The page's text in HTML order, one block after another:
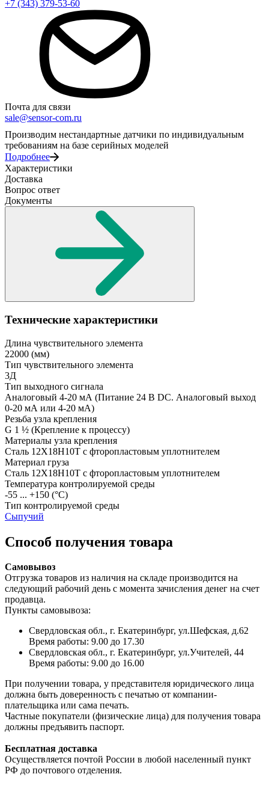
+7 (343) 379-53-60
Почта для связи
sale@sensor-com.ru
Производим нестандартные датчики по индивидуальным
требованиям на базе серийных моделей
Подробнее
Характеристики
Доставка
Вопрос ответ
Документы
Технические характеристики
Длина чувствительного элемента
22000 (мм)
Тип чувствительного элемента
3Д
Тип выходного сигнала
Аналоговый 4-20 мА (Питание 24 В DC. Аналоговый выход
0-20 мА или 4-20 мА)
Резьба узла крепления
G 1 ½ (Крепление к процессу)
Материалы узла крепления
Сталь 12Х18Н10Т с фторопластовым уплотнителем
Материал груза
Сталь 12Х18Н10Т с фторопластовым уплотнителем
Температура контролируемой среды
-55 ... +150 (°С)
Тип контролируемой среды
Сыпучий
Способ получения товара
Самовывоз
Отгрузка товаров из наличия на складе производится на
следующий рабочий день с момента зачисления денег на счет
продавца.
Пункты самовывоза:
Свердловская обл., г. Екатеринбург, ул.Шефская, д.62
Время работы: 9.00 до 17.30
Свердловская обл., г. Екатеринбург, ул.Учителей, 44
Время работы: 9.00 до 16.00
При получении товара, у представителя юридического лица
должна быть доверенность с печатью от компании-
плательщика или сама печать.
Частные покупатели (физические лица) для получения товара
должны предъявить паспорт.
Бесплатная доставка
Осуществляется почтой России в любой населенный пункт
РФ до почтового отделения.